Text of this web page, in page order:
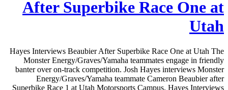
After Superbike Race One at
Utah
Hayes Interviews Beaubier After Superbike Race One at Utah The
Monster Energy/Graves/Yamaha teammates engage in friendly
banter over on-track competition. Josh Hayes interviews Monster
Energy/Graves/Yamaha teammate Cameron Beaubier after
Superbike Race 1 at Utah Motorsports Campus. Hayes Interviews